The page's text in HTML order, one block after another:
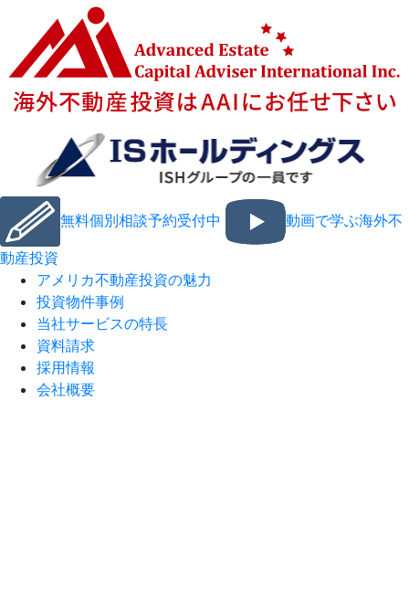
無料個別相談予約受付中 動画で学ぶ海外不
動産投資
アメリカ不動産投資の魅力
投資物件事例
当社サービスの特長
資料請求
採用情報
会社概要